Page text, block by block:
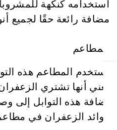
استخدامه كنكهة
مضافة رائعة حقًا لجميع
المطاعم
تستخدم المطاعم هذه
يعني أنها تشتري
إضافة هذه التوابل إلى
فوائد الزعفران في